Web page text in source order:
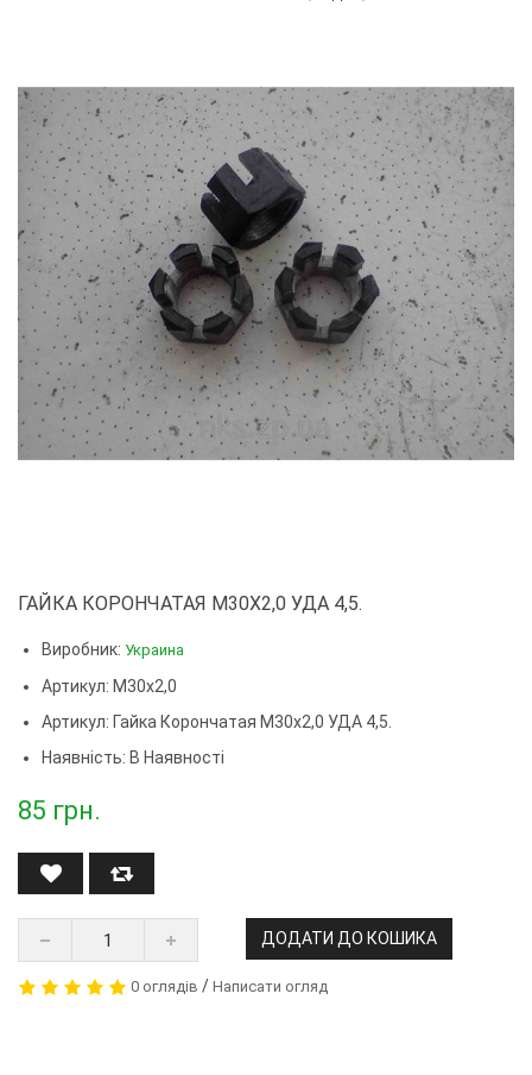
ГАЙКА КОРОНЧАТАЯ М30Х2,0 УДА 4,5.
Виробник: Украина
Артикул: М30х2,0
Артикул: Гайка Корончатая М30х2,0 УДА 4,5.
Наявність: В Наявності
85 грн.
ДОДАТИ ДО КОШИКА
0 оглядів / Написати огляд